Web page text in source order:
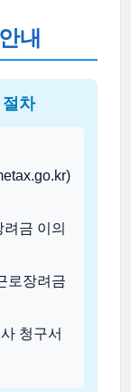
내
차
금 이의
로장려금
청구서